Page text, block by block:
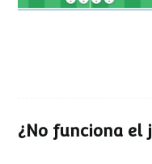
¿No funciona el